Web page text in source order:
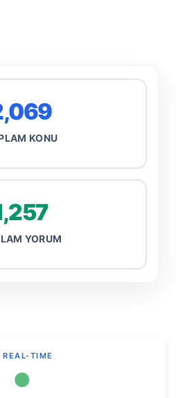
KONU
YORUM
REAL-TIME
●